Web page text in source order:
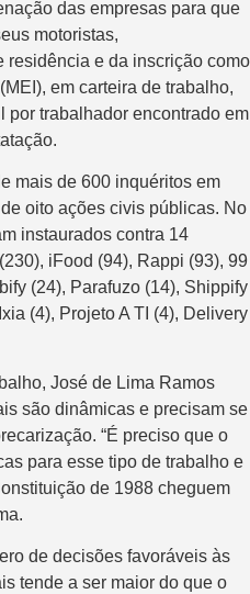
das empresas para que
motoristas,
residência e da inscrição como
em carteira de trabalho,
por trabalhador encontrado em
mais de 600 inquéritos em
oito ações civis públicas. No
instaurados contra 14
iFood (94), Rappi (93), 99
(24), Parafuzo (14), Shippify
(4), Projeto A TI (4), Delivery
José de Lima Ramos
são dinâmicas e precisam se
“É preciso que o
para esse tipo de trabalho e
de 1988 cheguem
de decisões favoráveis às
tende a ser maior do que o